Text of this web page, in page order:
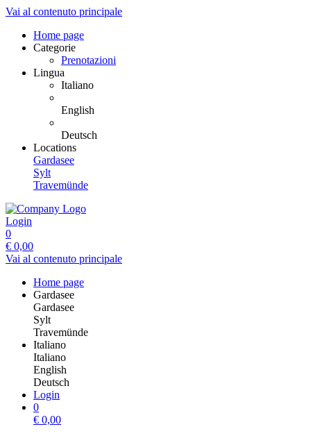
Vai al contenuto principale
Home page
Categorie
Prenotazioni
Lingua
Italiano
English
Deutsch
Locations
Gardasee
Sylt
Travemünde
Login
0
€ 0,00
Vai al contenuto principale
Home page
Gardasee
Gardasee
Sylt
Travemünde
Italiano
Italiano
English
Deutsch
Login
0
€ 0,00